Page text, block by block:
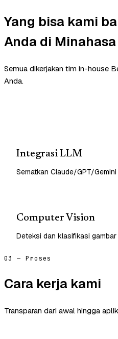
Yang bisa kami
Anda di
Semua dikerjakan tim in-house
Anda.
Integrasi LLM
Sematkan Claude/GPT/
Computer Vision
Deteksi dan klasifikasi
03 — Proses
Cara kerja kami
Transparan dari awal hingga